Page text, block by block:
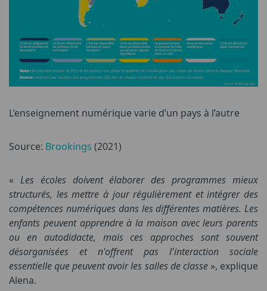
L’enseignement numérique varie d’un pays à l’autre
Source: Brookings (2021)
« Les écoles doivent élaborer des programmes mieux
structurés, les mettre à jour régulièrement et intégrer des
compétences numériques dans les différentes matières. Les
enfants peuvent apprendre à la maison avec leurs parents
ou en autodidacte, mais ces approches sont souvent
désorganisées et n'offrent pas l'interaction sociale
essentielle que peuvent avoir les salles de classe», explique
Alena.